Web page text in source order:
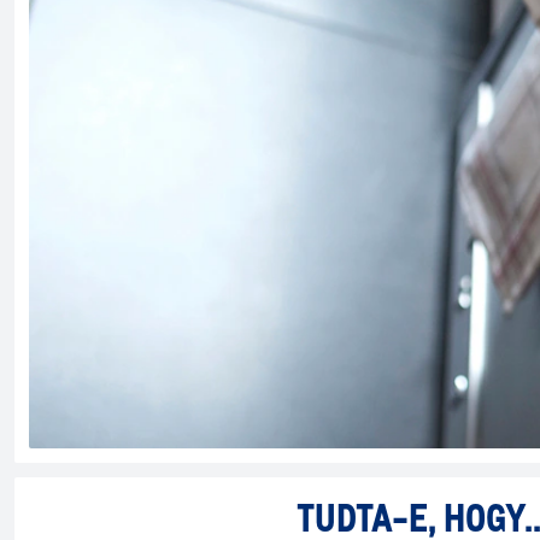
TUDTA-E,